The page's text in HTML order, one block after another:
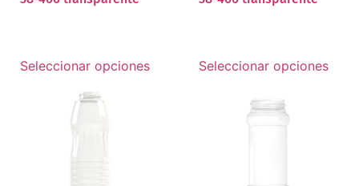
Seleccionar opciones Seleccionar opciones